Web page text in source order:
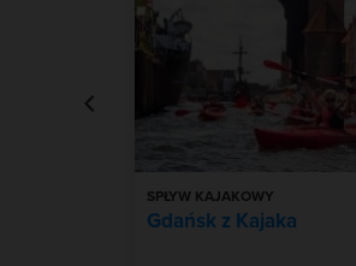
SPŁYW KAJAKOWY
Gdańsk z Kajaka